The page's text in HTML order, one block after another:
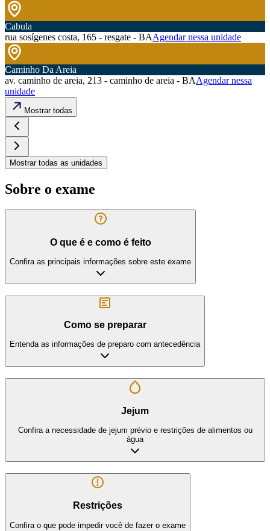
Cabula
rua sosígenes costa, 165 - resgate - BAAgendar nessa unidade
Caminho Da Areia
av. caminho de areia, 213 - caminho de areia - BAAgendar nessa
unidade
Mostrar todas
Mostrar todas as unidades
Sobre o exame
O que é e como é feito
Confira as principais informações sobre este exame
Como se preparar
Entenda as informações de preparo com antecedência
Jejum
Confira a necessidade de jejum prévio e restrições de alimentos ou
água
Restrições
Confira o que pode impedir você de fazer o exame